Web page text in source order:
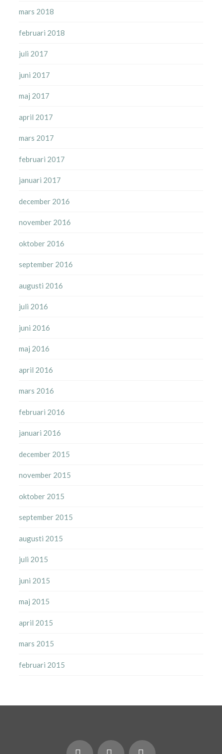
mars 2018
februari 2018
juli 2017
juni 2017
maj 2017
april 2017
mars 2017
februari 2017
januari 2017
december 2016
november 2016
oktober 2016
september 2016
augusti 2016
juli 2016
juni 2016
maj 2016
april 2016
mars 2016
februari 2016
januari 2016
december 2015
november 2015
oktober 2015
september 2015
augusti 2015
juli 2015
juni 2015
maj 2015
april 2015
mars 2015
februari 2015